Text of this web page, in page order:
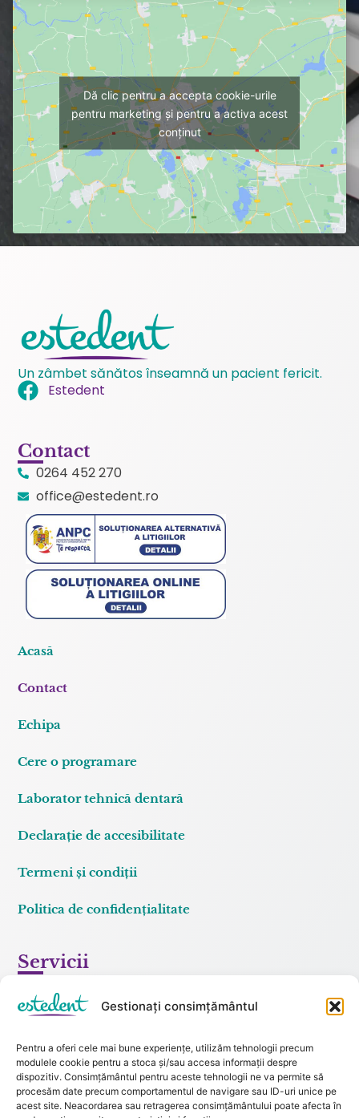
Gestionați consimțământul
Pentru a oferi cele mai bune experiențe, utilizăm tehnologii precum
modulele cookie pentru a stoca și/sau accesa informații despre
dispozitiv. Consimțământul pentru aceste tehnologii ne va permite să
procesăm date precum comportamentul de navigare sau ID-uri unice pe
acest site. Neacordarea sau retragerea consimțământului poate afecta în
Dă clic pentru a accepta cookie-urile
pentru marketing și pentru a activa acest
conținut
Un zâmbet sănătos înseamnă un pacient fericit.
Estedent
Servicii
Chirurgie dentoalveolară
Odontologie și endodonție
Ortodonție și pedondonție
Acasă
Contact
Echipa
Cere o programare
Laborator tehnică dentară
Declarație de accesibilitate
Termeni și condiții
Politica de confidențialitate
Contact
0264 452 270
office@estedent.ro